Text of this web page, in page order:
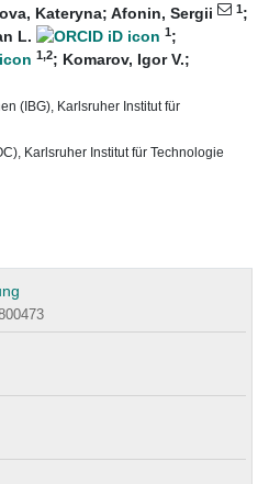
Kateryna; Afonin, Sergii 1;
L. 1;
1,2; Komarov, Igor V.;
(IBG), Karlsruher Institut für
Karlsruher Institut für Technologie